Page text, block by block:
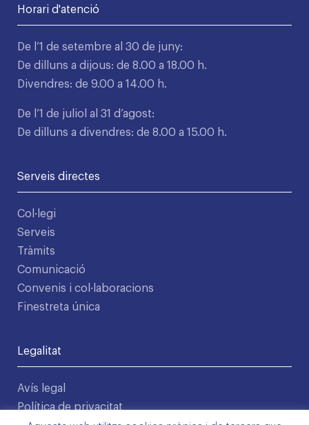
Horari d'atenció
De l’1 de setembre al 30 de juny:
De dilluns a dijous: de 8.00 a 18.00 h.
Divendres: de 9.00 a 14.00 h.
De l’1 de juliol al 31 d’agost:
De dilluns a divendres: de 8.00 a 15.00 h.
Serveis directes
Col·legi
Serveis
Tràmits
Comunicació
Convenis i col·laboracions
Finestreta única
Legalitat
Avís legal
Política de privacitat